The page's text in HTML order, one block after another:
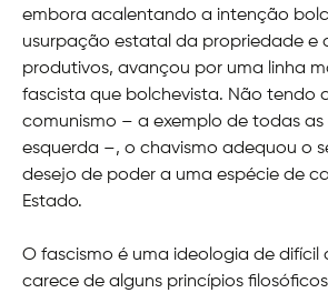
embora acalentando a intenção
usurpação estatal da propriedade e
produtivos, avançou por uma linha
fascista que bolchevista. Não tendo
comunismo – a exemplo de todas
esquerda –, o chavismo adequou o
desejo de poder a uma espécie de
Estado.
O fascismo é uma ideologia de difícil
carece de alguns princípios